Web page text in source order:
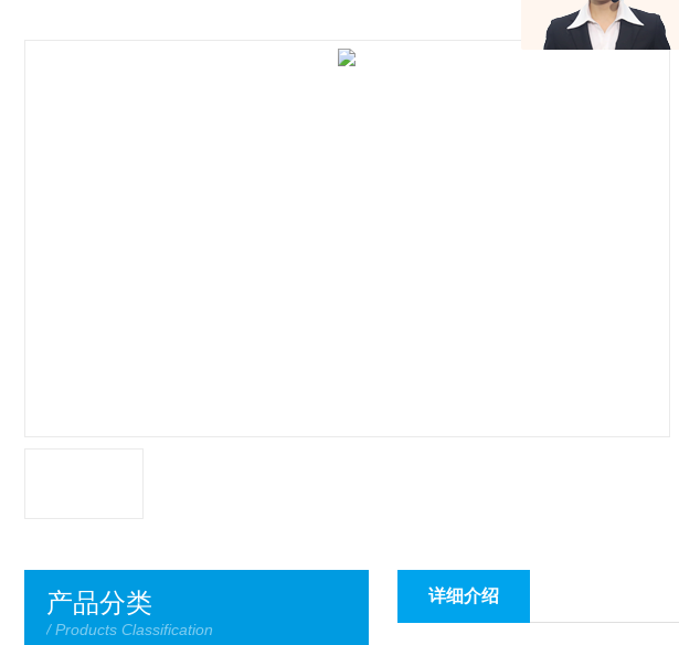
产品分类
/ Products Classification
详细介绍